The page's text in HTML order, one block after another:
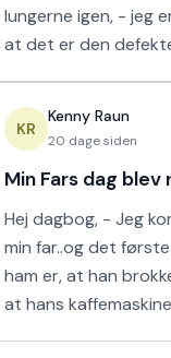
lungerne igen, - jeg
at det er den
viser
KR
Kenny Raun
20 dage siden
Min Fars dag
Hej dagbog, - Jeg
min far..og det
ham er, at han
at hans